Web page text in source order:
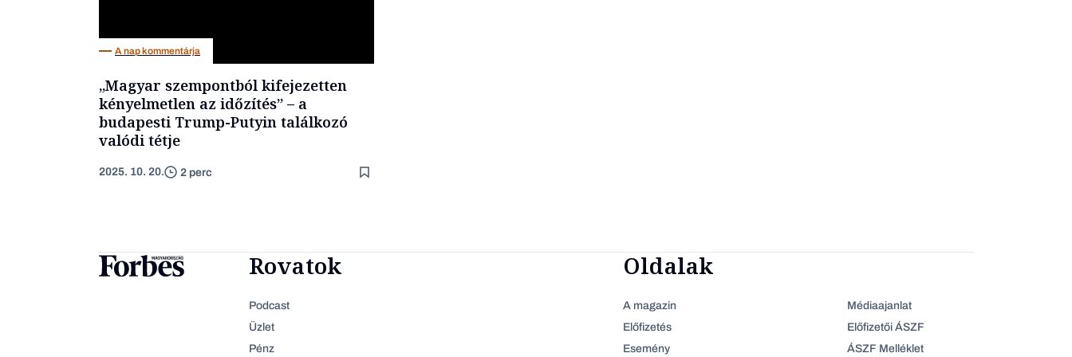
A nap kommentárja
„Magyar szempontból kifejezetten
kényelmetlen az időzítés” – a
budapesti Trump-Putyin találkozó
valódi tétje
2025. 10. 20. 2 perc
Rovatok
Podcast
Üzlet
Pénz
Oldalak
A magazin
Előfizetés
Esemény
Médiaajanlat
Előfizetői ÁSZF
ÁSZF Melléklet